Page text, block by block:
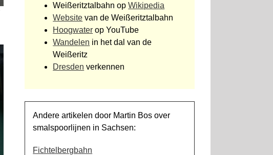
Weißeritztalbahn opWikipedia
Website van de Weißeritztal­bahn
Hoogwater op YouTube
Wandelen in het dal van de
Weißeritz
Dresden verkennen
Andere artikelen door Martin Bos over
smalspoorlijnen in Sachsen:
Fichtelbergbahn